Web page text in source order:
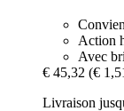
Action
Avec
€ 45,32 (€
Livraison